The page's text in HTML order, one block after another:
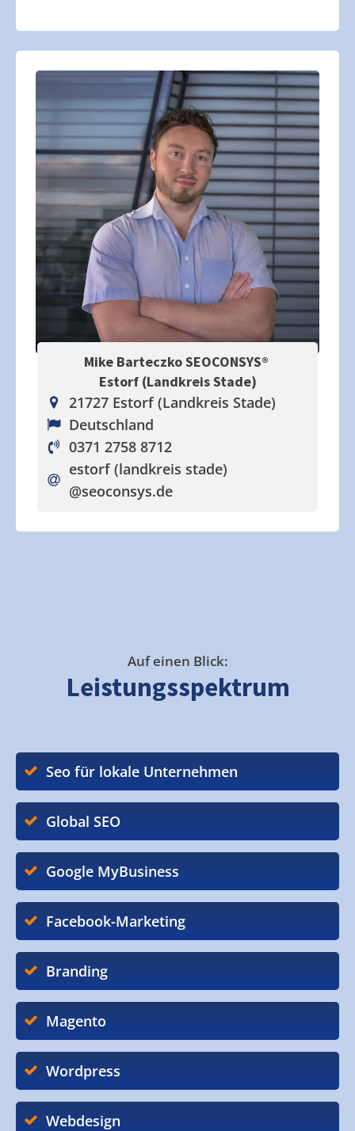
Mike Barteczko SEOCONSYS®
Estorf (Landkreis Stade)
21727 Estorf (Landkreis Stade)
Deutschland
0371 2758 8712
estorf (landkreis stade)
@seoconsys.de
Auf einen Blick:
Leistungsspektrum
Seo für lokale Unternehmen
Global SEO
Google MyBusiness
Facebook-Marketing
Branding
Magento
Wordpress
Webdesign